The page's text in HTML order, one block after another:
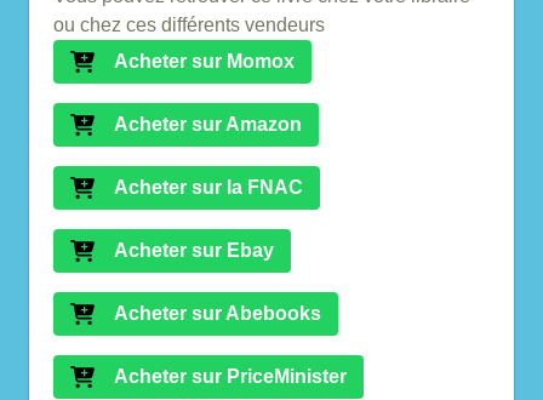
ou chez ces différents vendeurs
Acheter sur Momox
Acheter sur Amazon
Acheter sur la FNAC
Acheter sur Ebay
Acheter sur Abebooks
Acheter sur PriceMinister